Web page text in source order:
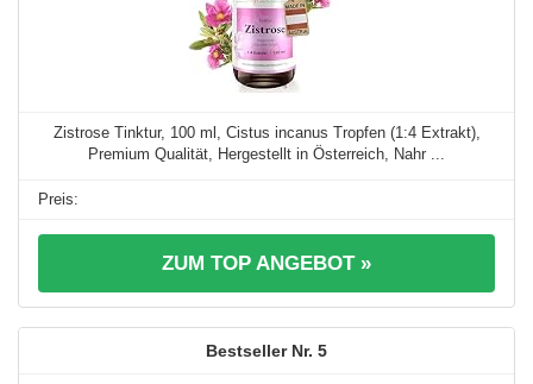
Zistrose Tinktur, 100 ml, Cistus incanus Tropfen (1:4 Extrakt),
Premium Qualität, Hergestellt in Österreich, Nahr ...
ZUM TOP ANGEBOT »
5